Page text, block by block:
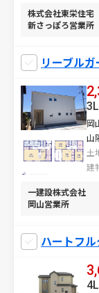
株式会社東栄住宅
新さっぽろ営業所
リーブル
岡
山
土
建
一建設株式会社
岡山営業所
ハートフ